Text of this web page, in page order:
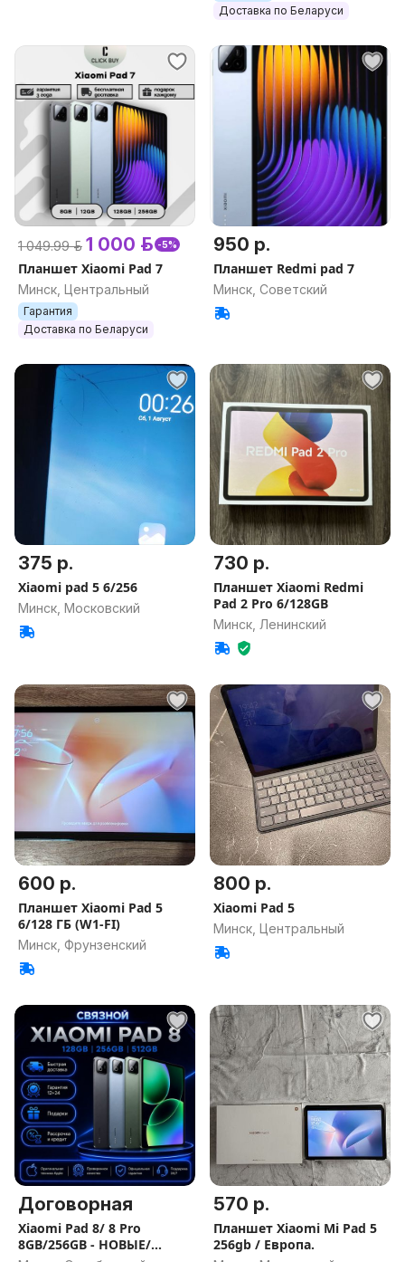
Доставка по Беларуси
1 049.99 р. 1 000 р. -5%
Планшет Xiaomi Pad 7
Минск, Центральный
Гарантия
Доставка по Беларуси
950 р.
Планшет Redmi pad 7
Минск, Советский
375 р.
Xiaomi pad 5 6/256
Минск, Московский
730 р.
Планшет Xiaomi Redmi
Pad 2 Pro 6/128GB
Минск, Ленинский
600 р.
Планшет Xiaomi Pad 5
6/128 ГБ (W1-FІ)
Минск, Фрунзенский
800 р.
Xiaomi Pad 5
Минск, Центральный
Договорная
Xiaomi Pad 8/ 8 Pro
8GB/256GB - НОВЫЕ/
570 р.
Планшет Xiaomi Mi Pad 5
256gb / Европа.